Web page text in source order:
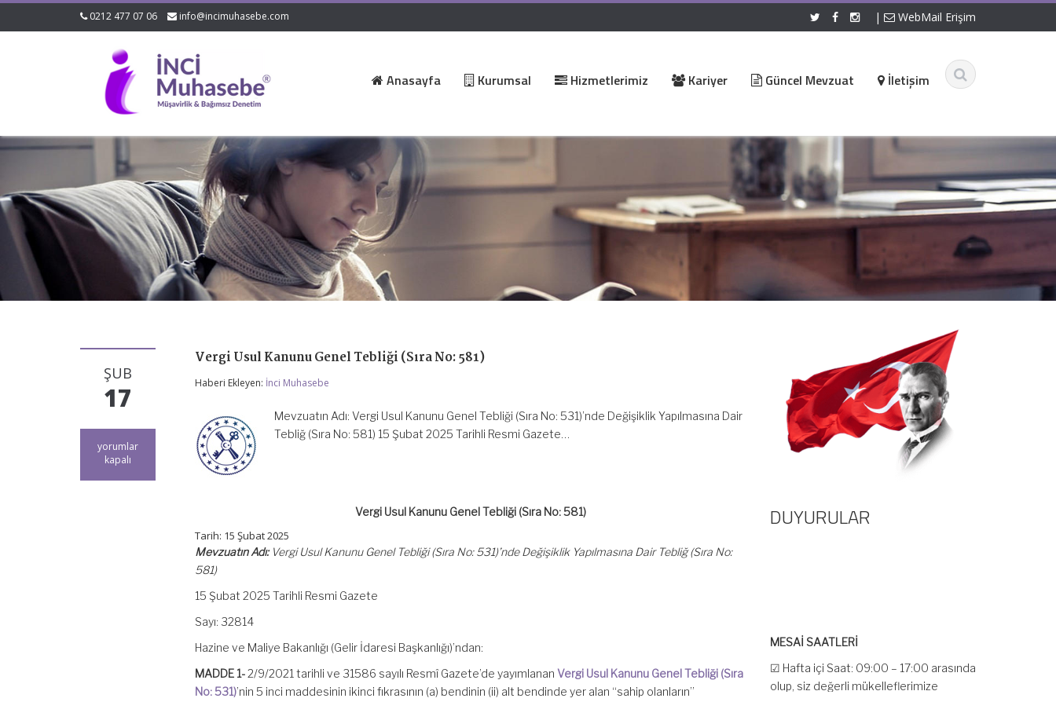
0212 477 07 06 info@incimuhasebe.com | WebMail Erişim
Anasayfa Kurumsal Hizmetlerimiz Kariyer Güncel Mevzuat İletişim
ŞUB
17
Vergi
Usul
yorumlar
kapalı
Vergi Usul Kanunu Genel Tebliği (Sıra No: 581)
Haberi Ekleyen: İnci Muhasebe
Mevzuatın Adı: Vergi Usul Kanunu Genel Tebliği (Sıra No: 531)’nde Değişiklik Yapılmasına Dair
Tebliğ (Sıra No: 581) 15 Şubat 2025 Tarihli Resmi Gazete…
Vergi Usul Kanunu Genel Tebliği (Sıra No: 581)
Tarih: 15 Şubat 2025
Mevzuatın Adı:Vergi Usul Kanunu Genel Tebliği (Sıra No: 531)’nde Değişiklik Yapılmasına Dair Tebliğ (Sıra No:
581)
15 Şubat 2025 Tarihli Resmi Gazete
Sayı: 32814
Hazine ve Maliye Bakanlığı (Gelir İdaresi Başkanlığı)’ndan:
MADDE 1-2/9/2021 tarihli ve 31586 sayılı Resmî Gazete’de yayımlanan Vergi Usul Kanunu Genel Tebliği (Sıra
No: 531)’nin 5 inci maddesinin ikinci fıkrasının (a) bendinin (ii) alt bendinde yer alan “sahip olanların”
DUYURULAR
olup, siz değerli mükelleflerimize
hizmet vermektedir.